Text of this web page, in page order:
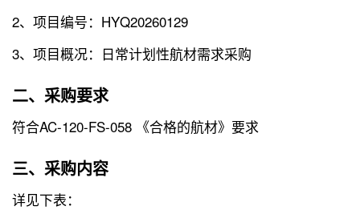
2、项目编号：HYQ20260129
3、项目概况：日常计划性航材需求采购
二、采购要求
符合AC-120-FS-058 《合格的航材》要求
三、采购内容
详见下表：